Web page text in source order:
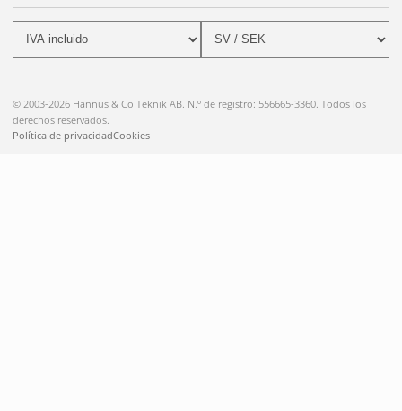
© 2003-2026 Hannus & Co Teknik AB. N.º de registro: 556665-3360. Todos los
derechos reservados.
Política de privacidadCookies